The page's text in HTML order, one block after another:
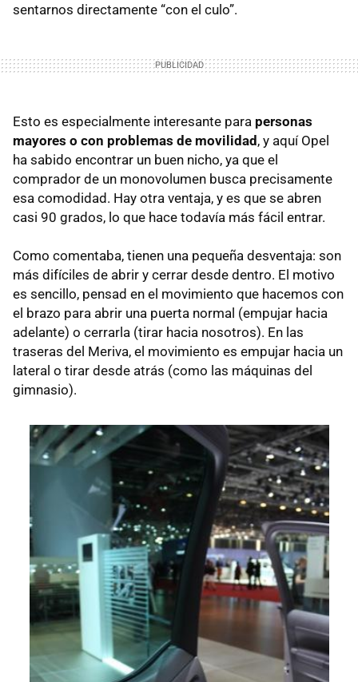
sentarnos directamente “con el culo”.
Esto es especialmente interesante para personas
mayores o con problemas de movilidad, y aquí Opel
ha sabido encontrar un buen nicho, ya que el
comprador de un monovolumen busca precisamente
esa comodidad. Hay otra ventaja, y es que se abren
casi 90 grados, lo que hace todavía más fácil entrar.
Como comentaba, tienen una pequeña desventaja: son
más difíciles de abrir y cerrar desde dentro. El motivo
es sencillo, pensad en el movimiento que hacemos con
el brazo para abrir una puerta normal (empujar hacia
adelante) o cerrarla (tirar hacia nosotros). En las
traseras del Meriva, el movimiento es empujar hacia un
lateral o tirar desde atrás (como las máquinas del
gimnasio).